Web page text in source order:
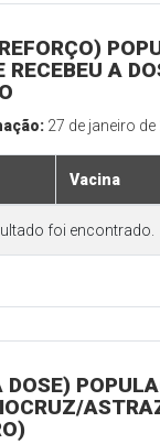
RECEBEU A
27 de janeiro de
Vacina
foi encontrado.
DOSE)